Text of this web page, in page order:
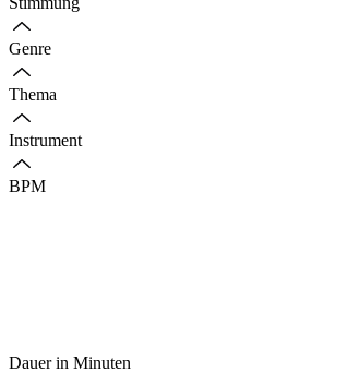
Genre
Thema
Instrument
BPM
Dauer in Minuten